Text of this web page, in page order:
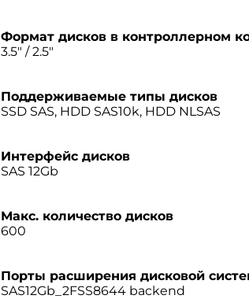
Формат дисков в контроллерном
3.5" / 2.5"
Поддерживаемые типы дисков
SSD SAS, HDD SAS10k, HDD NLSAS
Интерфейс дисков
SAS 12Gb
Макс. количество дисков
600
Порты расширения дисковой
SAS12Gb_2FSS8644 backend